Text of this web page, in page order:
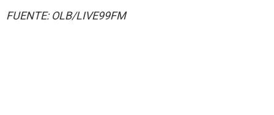
FUENTE: OLB/LIVE99FM